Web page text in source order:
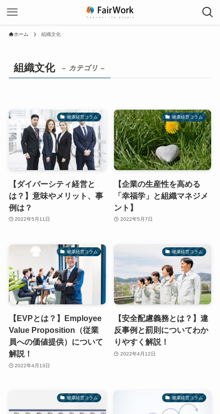
ホーム 組織文化
組織文化 – カテゴリ –
健康経営コラム
【ダイバーシティ経営と
は？】意味やメリット、事
例は？
2022年5月11日
健康経営コラム
【企業の生産性を高める
「幸福学」と組織マネジメ
ント】
2022年5月7日
健康経営コラム
【EVPとは？】Employee
Value Proposition（従業
員への価値提供）について
解説！
2022年4月13日
健康経営コラム
【安全配慮義務とは？】違
反事例と罰則についてわか
りやすく解説！
2022年4月12日
健康経営コラム 健康経営コラム